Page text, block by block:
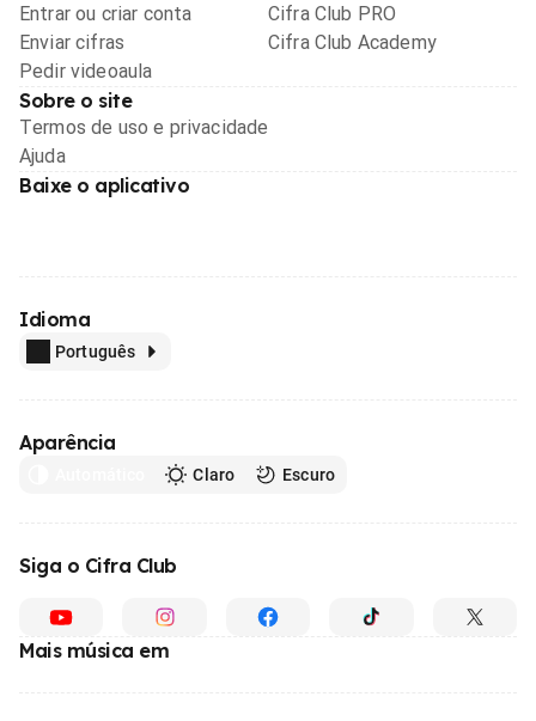
Entrar ou criar conta
Enviar cifras
Pedir videoaula
Cifra Club PRO
Cifra Club Academy
Sobre o site
Termos de uso e privacidade
Ajuda
Baixe o aplicativo
Idioma
Português
Aparência
Claro Escuro
Siga o Cifra Club
Mais música em